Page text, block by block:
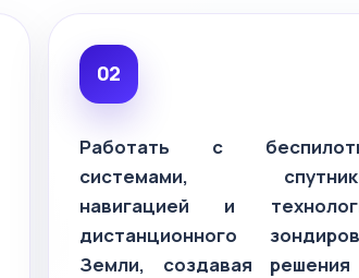
Работать с
системами,
навигацией и
дистанционного
Земли, создавая